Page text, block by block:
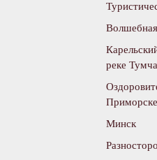
реке Тумча
Приморске
Минск